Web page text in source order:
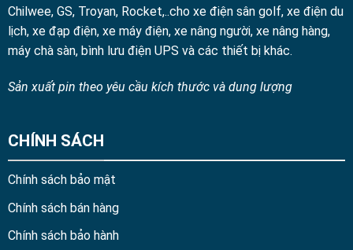
Chilwee, GS, Troyan, Rocket,..cho xe điện sân golf, xe điện du
lịch, xe đạp điện, xe máy điện, xe nâng người, xe nâng hàng,
máy chà sàn, bình lưu điện UPS và các thiết bị khác.
Sản xuất pin theo yêu cầu kích thước và dung lượng
CHÍNH SÁCH
Chính sách bảo mật
Chính sách bán hàng
Chính sách bảo hành